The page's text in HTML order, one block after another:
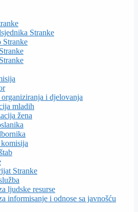
Stranke
Stranke
i djelovanja
mladih
žena
Stranke
ljudske resurse
informisanje i odnose sa javnošću